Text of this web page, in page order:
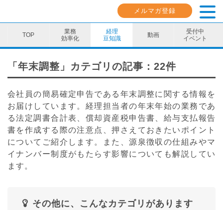
メルマガ登録
業務
効率化
経理
豆知識
動画
受付中
イベント
業務効率化
キャリア・スキル
イベント・セミナー
動画コンテンツ
ダウンロード資料
「年末調整」カテゴリの記事：22件
会社員の簡易確定申告である年末調整に関する情報を
お届けしています。経理担当者の年末年始の業務であ
る法定調書合計表、償却資産税申告書、給与支払報告
書を作成する際の注意点、押さえておきたいポイント
についてご紹介します。また、源泉徴収の仕組みやマ
イナンバー制度がもたらす影響についても解説してい
ます。
その他に、こんなカテゴリがあります